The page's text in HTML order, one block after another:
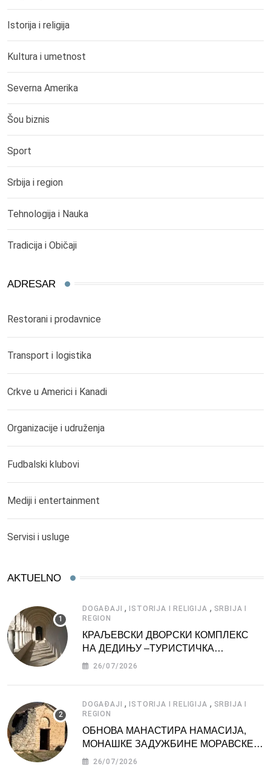
Istorija i religija
Kultura i umetnost
Severna Amerika
Šou biznis
Sport
Srbija i region
Tehnologija i Nauka
Tradicija i Običaji
ADRESAR
Restorani i prodavnice
Transport i logistika
Crkve u Americi i Kanadi
Organizacije i udruženja
Fudbalski klubovi
Mediji i entertainment
Servisi i usluge
AKTUELNO
DOGAĐAJI , ISTORIJA I RELIGIJA , SRBIJA I
REGION
КРАЉЕВСКИ ДВОРСКИ КОМПЛЕКС
НА ДЕДИЊУ –ТУРИСТИЧКА
АТРАКЦИЈА
26/07/2026
DOGAĐAJI , ISTORIJA I RELIGIJA , SRBIJA I
REGION
ОБНОВА МАНАСТИРА НАМАСИЈА,
МОНАШКЕ ЗАДУЖБИНЕ МОРАВСКЕ
СРБИЈЕ
26/07/2026